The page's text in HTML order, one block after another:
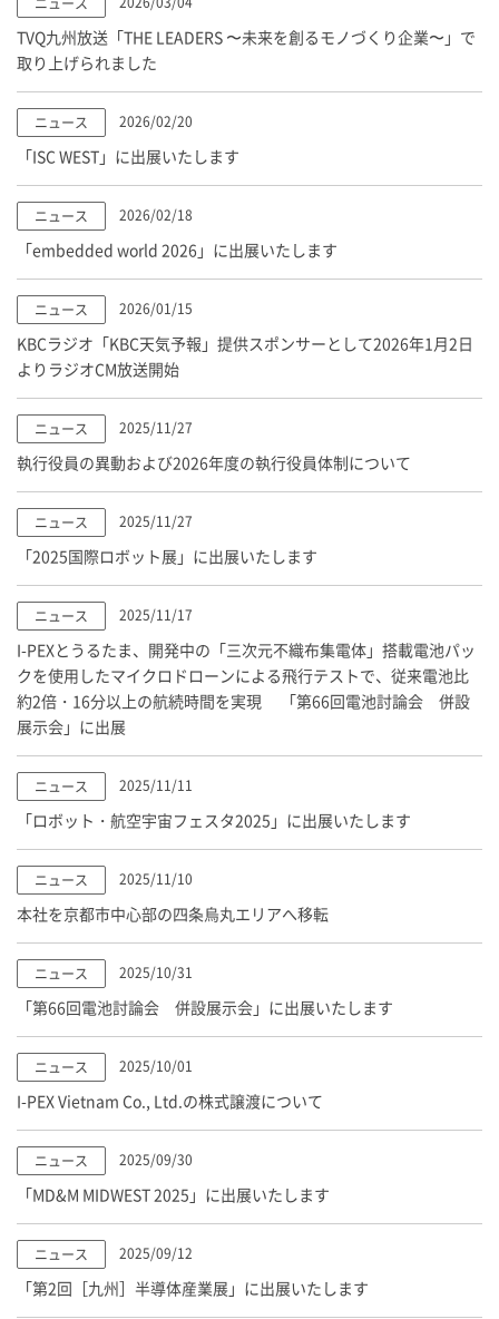
TVQ九州放送「THE LEADERS 〜未来を創るモノづくり企業〜」で
取り上げられました
ニュース 2026/02/20
「ISC WEST」に出展いたします
ニュース 2026/02/18
「embedded world 2026」に出展いたします
ニュース 2026/01/15
KBCラジオ「KBC天気予報」提供スポンサーとして2026年1月2日
よりラジオCM放送開始
ニュース 2025/11/27
執行役員の異動および2026年度の執行役員体制について
ニュース 2025/11/27
「2025国際ロボット展」に出展いたします
ニュース 2025/11/17
I-PEXとうるたま、開発中の「三次元不織布集電体」搭載電池パッ
クを使用したマイクロドローンによる飛行テストで、従来電池比
約2倍・16分以上の航続時間を実現 「第66回電池討論会 併設
展示会」に出展
ニュース 2025/11/11
「ロボット・航空宇宙フェスタ2025」に出展いたします
ニュース 2025/11/10
本社を京都市中心部の四条烏丸エリアへ移転
ニュース 2025/10/31
「第66回電池討論会 併設展示会」に出展いたします
ニュース 2025/10/01
I-PEXVietnam Co., Ltd.の株式譲渡について
ニュース 2025/09/30
「MD&M MIDWEST 2025」に出展いたします
ニュース 2025/09/12
「第2回［九州］半導体産業展」に出展いたします